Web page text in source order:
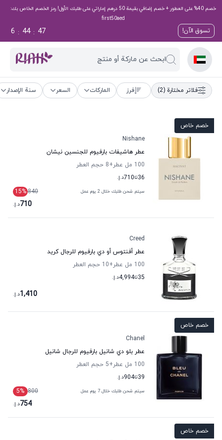
خصم 40% على العطور + خصم إضافي بقيمة 50 درهم إماراتي على طلبك الأول! رمز الخصم الخاص بك:
first50aed
تسوق الآن! 46
:
44
:
6
ابحث عن ماركة أو منتج
فلاتر مختارة (2) فرز الماركات السعر سنة الإصدار
خصم خاص
Nishane
عطر هاشيفات بارفيوم للجنسين نيشان
100 مل عطر
+8
حجم العطر
36تا710د.إ.
سيتم شحن طلبك خلال 2 يوم عمل 840
15%
710د.إ.
Creed
عطر أفنتوس أو دي بارفيوم للرجال كريد
100 مل عطر
+10
حجم العطر
35تا4,994د.إ.
1,410د.إ.
خصم خاص
Chanel
عطر بلو دي شانيل بارفيوم للرجال شانيل
100 مل عطر
+5
حجم العطر
39تا904د.إ.
سيتم شحن طلبك خلال 7 يوم عمل 800
5%
754د.إ.
خصم خاص